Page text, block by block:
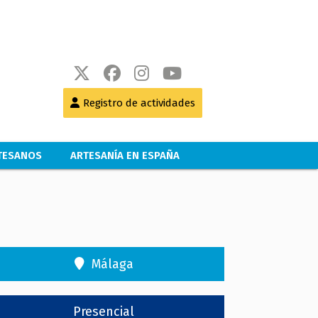
Registro de actividades
ARTESANÍA EN ESPAÑA
Málaga
Presencial